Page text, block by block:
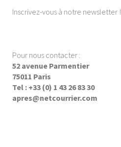
Inscrivez-vous à notre newsletter !
Pour nous contacter :
52 avenue Parmentier
75011 Paris
Tel : +33 (0) 1 43 26 83 30
apres@netcourrier.com